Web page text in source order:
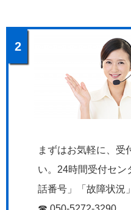
2
まずはお気軽に、受
い。24時間受付セン
話番号」「故障状況